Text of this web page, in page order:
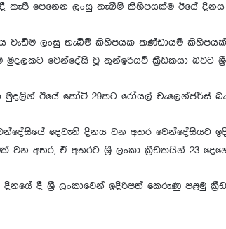
කැපී පෙනෙන ලංසු තැබීම් කිහිපයක්ම ඊයේ දිනය
වැඩිම ලංසු තැබීම් කිහිපයක කණ්ඩායම්
මුදලකට වෙන්දේසි වූ තුන්ඉරියව් ක්‍රීඩකයා බවට
මුදලින් ඊයේ කෝටි 29කට රෝයල් චැලෙන්ජර්ස්
දෙවැනි දිනය වන අතර
වන අතර, ඒ අතරට ශ්‍රී ලංකා ක්‍රීඩකයින් 23
දිනයේ දී ශ්‍රී ලංකාවෙන් ඉදිරිපත් කෙරුණු පළමු